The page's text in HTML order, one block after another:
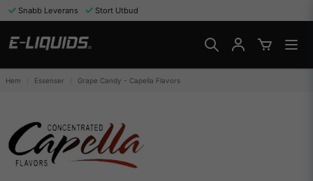
Snabb Leverans Stort Utbud
Hem Essenser Grape Candy - Capella Flavors